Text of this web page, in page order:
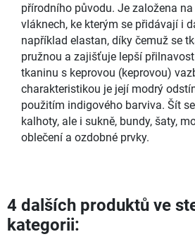
přírodního původu. Je založena
vláknech, ke kterým se přidávají i
například elastan, díky čemuž se
pružnou a zajišťuje lepší
tkaninu s keprovou (keprovou)
charakteristikou je její modrý
použitím indigového barviva. Šít
kalhoty, ale i sukně, bundy, šaty,
oblečení a ozdobné prvky.
4 dalších produktů ve
kategorii: